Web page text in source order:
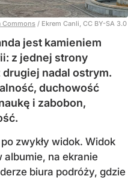
Commons / Ekrem Canli, CC BY-SA 3.0
jest kamieniem
z jednej strony
drugiej nadal ostrym.
duchowość
i zabobon,
zwykły widok. Widok
albumie, na ekranie
biura podróży, gdzie